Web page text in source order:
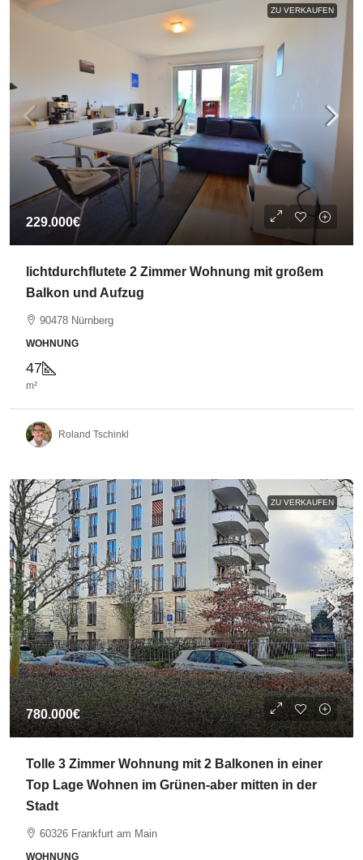
ZU VERKAUFEN
229.000€
lichtdurchflutete 2 Zimmer Wohnung mit großem
Balkon und Aufzug
90478 Nürnberg
WOHNUNG
47
m²
Roland Tschinkl
ZU VERKAUFEN
780.000€
Tolle 3 Zimmer Wohnung mit 2 Balkonen in einer
Top Lage Wohnen im Grünen-aber mitten in der
Stadt
60326 Frankfurt am Main
WOHNUNG